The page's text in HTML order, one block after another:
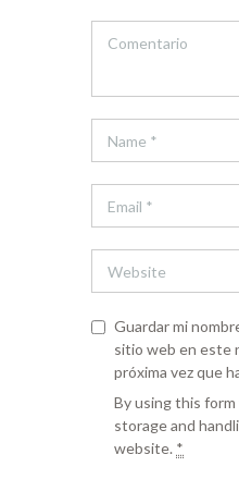
Guardar mi
sitio web en este
próxima vez que
By using this
storage and
website. *